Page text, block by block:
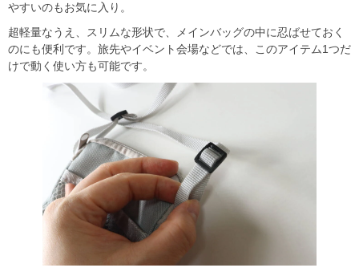
やすいのもお気に入り。
超軽量なうえ、スリムな形状で、メインバッグの中に忍ばせておく
のにも便利です。旅先やイベント会場などでは、このアイテム1つだ
けで動く使い方も可能です。